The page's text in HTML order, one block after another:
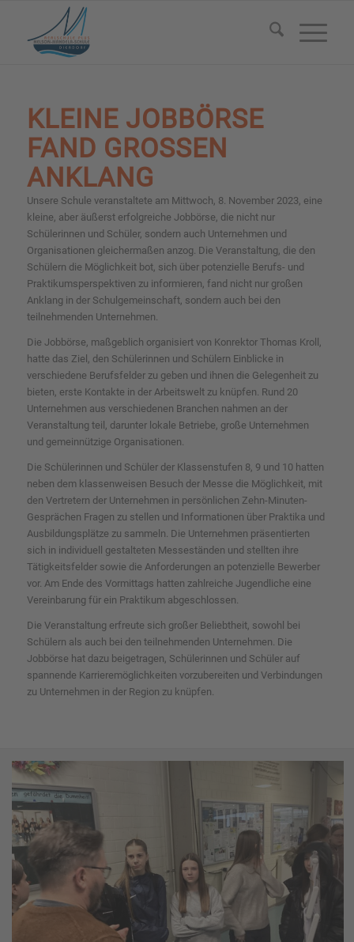
KLEINE JOBBÖRSE
FAND GROSSEN A
NKLANG
Unsere Schule veranstaltete am Mittwoch, 8. November 2023, eine
kleine, aber äußerst erfolgreiche Jobbörse, die nicht nur
Schülerinnen und Schüler, sondern auch Unternehmen und
Organisationen gleichermaßen anzog. Die Veranstaltung, die den
Schülern die Möglichkeit bot, sich über potenzielle Berufs- und
Praktikumsperspektiven zu informieren, fand nicht nur großen
Anklang in der Schulgemeinschaft, sondern auch bei den
teilnehmenden Unternehmen.
Die Jobbörse, maßgeblich organisiert von Konrektor Thomas Kroll,
hatte das Ziel, den Schülerinnen und Schülern Einblicke in
verschiedene Berufsfelder zu geben und ihnen die Gelegenheit zu
bieten, erste Kontakte in der Arbeitswelt zu knüpfen. Rund 20
Unternehmen aus verschiedenen Branchen nahmen an der
Veranstaltung teil, darunter lokale Betriebe, große Unternehmen
und gemeinnützige Organisationen.
Die Schülerinnen und Schüler der Klassenstufen 8, 9 und 10 hatten
neben dem klassenweisen Besuch der Messe die Möglichkeit, mit
den Vertretern der Unternehmen in persönlichen Zehn-Minuten-
Gesprächen Fragen zu stellen und Informationen über Praktika und
Ausbildungsplätze zu sammeln. Die Unternehmen präsentierten
sich in individuell gestalteten Messeständen und stellten ihre
Tätigkeitsfelder sowie die Anforderungen an potenzielle Bewerber
vor. Am Ende des Vormittags hatten zahlreiche Jugendliche eine
Vereinbarung für ein Praktikum abgeschlossen.
Die Veranstaltung erfreute sich großer Beliebtheit, sowohl bei
Schülern als auch bei den teilnehmenden Unternehmen. Die
Jobbörse hat dazu beigetragen, Schülerinnen und Schüler auf
spannende Karrieremöglichkeiten vorzubereiten und Verbindungen
zu Unternehmen in der Region zu knüpfen.